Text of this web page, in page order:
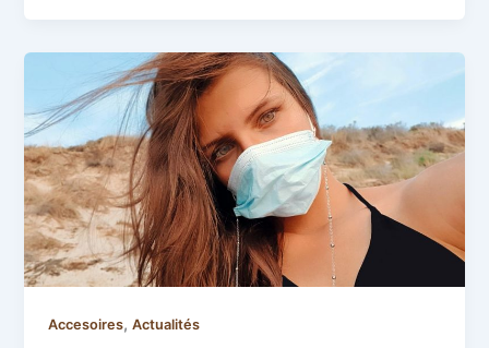
Accesoires,Actualités